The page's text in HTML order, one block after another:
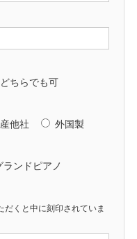
どちらでも可
他社 外国製
ランドピアノ
くと中に刻印されていま